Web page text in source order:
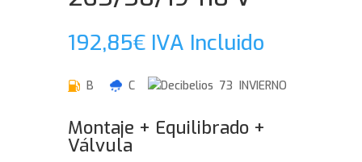
192,85€ IVA Incluido
B C 73 INVIERNO
Montaje + Equilibrado +
Válvula